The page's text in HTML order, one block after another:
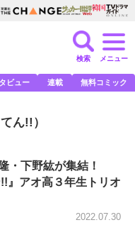
検索 メニュー
ビュー 連載 無料コミック
ん!!）
・下野紘が集結！
!!』アオ高３年生トリオ
2022.07.30